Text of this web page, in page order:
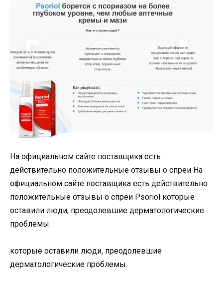
На официальном сайте поставщика есть
действительно положительные отзывы о спреи На
официальном сайте поставщика есть действительно
положительные отзывы о спреи Psoriol которые
оставили люди, преодолевшие дерматологические
проблемы.
которые оставили люди, преодолевшие
дерматологические проблемы.